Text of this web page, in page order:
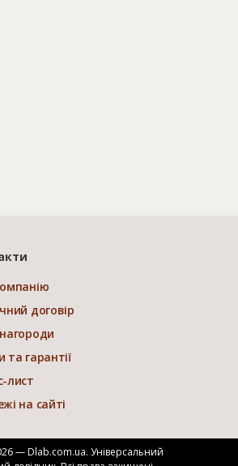
договір
та гарантії
лист
на сайті
— Dlab.com.ua. Універсальний